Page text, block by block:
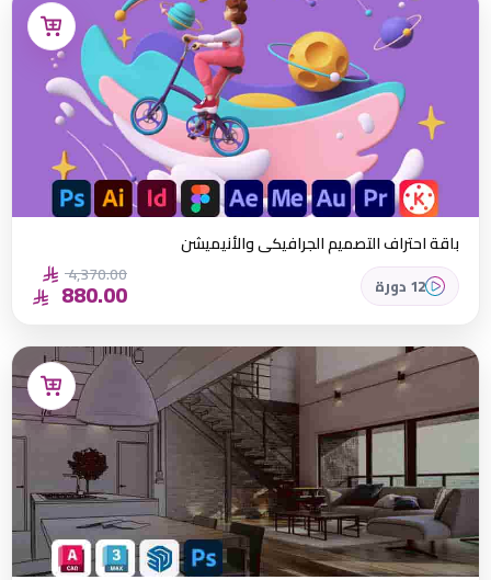
باقة احتراف التصميم الجرافيكي والأنيميشن
12 دورة 4,370.00
880.00